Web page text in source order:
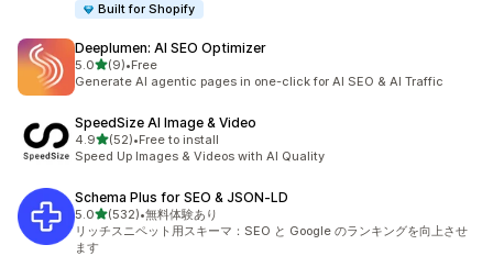
Built for Shopify
Deeplumen: AI SEO Optimizer
5.05つ星中
(9)
合計レビュー数：9件
•Free
Generate AI agentic pages in one-click for AI SEO & AI Traffic
SpeedSize AI Image & Video
4.95つ星中
(52)
合計レビュー数：52件
•Free to install
Speed Up Images & Videos with AI Quality
Schema Plus for SEO & JSON‑LD
5.05つ星中
(532)
合計レビュー数：532件
•無料体験あり
リッチスニペット用スキーマ：SEO と Google のランキングを向上させ
ます